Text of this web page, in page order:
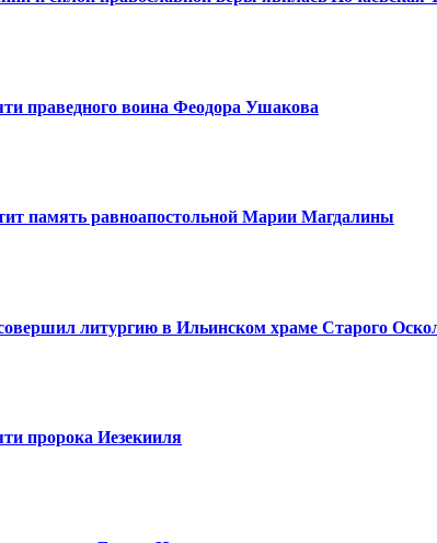
праведного воина Феодора Ушакова
память равноапостольной Марии Магдалины
литургию в Ильинском храме Старого
пророка Иезекииля